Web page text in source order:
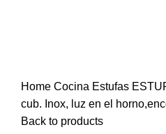
Home Cocina Estufas
cub. Inox, luz en el
Back to products